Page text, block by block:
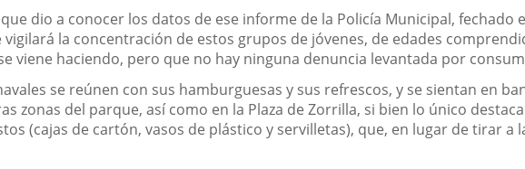
dio a conocer los datos de ese informe de la Policía Municipal, fechado
la concentración de estos grupos de jóvenes, de edades
viene haciendo, pero que no hay ninguna denuncia levantada por
se reúnen con sus hamburguesas y sus refrescos, y se sientan en
zonas del parque, así como en la Plaza de Zorrilla, si bien lo único
(cajas de cartón, vasos de plástico y servilletas), que, en lugar de tirar a